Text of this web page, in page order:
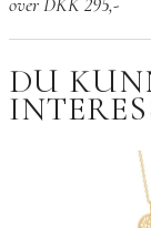
antal
DU